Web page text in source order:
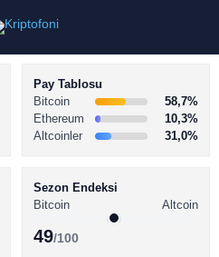
Pay Tablosu
Bitcoin
58,7%
Ethereum
10,3%
Altcoinler
31,0%
Sezon Endeksi
Bitcoin
Altcoin
49/100